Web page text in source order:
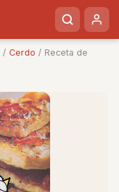
/ Cerdo / Receta de